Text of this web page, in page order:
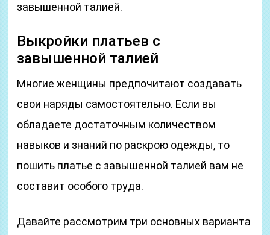
завышенной талией.
Выкройки платьев с
завышенной талией
Многие женщины предпочитают создавать
свои наряды самостоятельно. Если вы
обладаете достаточным количеством
навыков и знаний по раскрою одежды, то
пошить платье с завышенной талией вам не
составит особого труда.
Давайте рассмотрим три основных варианта